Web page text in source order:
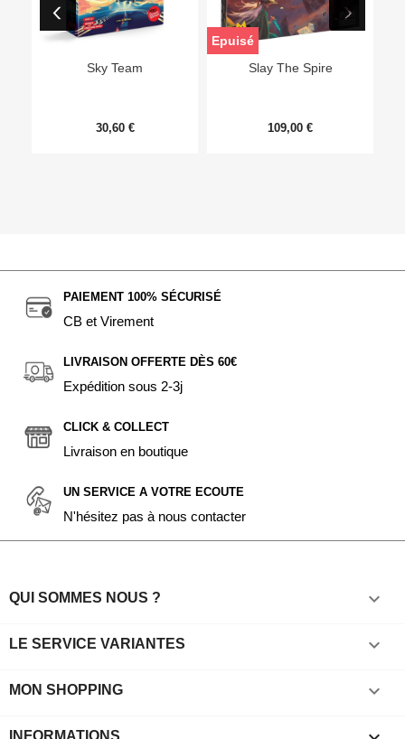
Sky Team
30,60 €
Slay The Spire
109,00 €
Epuisé
PAIEMENT 100% SÉCURISÉ
CB et Virement
LIVRAISON OFFERTE DÈS 60€
Expédition sous 2-3j
CLICK & COLLECT
Livraison en boutique
UN SERVICE A VOTRE ECOUTE
N'hésitez pas à nous contacter
QUI SOMMES NOUS ? 
LE SERVICE VARIANTES 
MON SHOPPING 